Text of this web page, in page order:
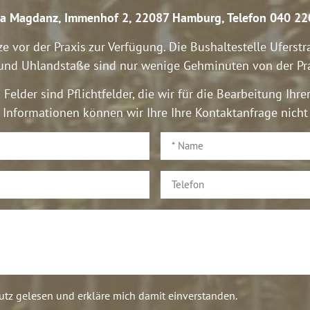
Magdanz, Immenhof 2, 22087 Hamburg, Telefon 040
vor der Praxis zur Verfügung. Die Bushaltestelle
Uhlandstaße sind nur wenige Gehminuten von der
sind Pflichtfelder, die wir für die Bearbeitung
Informationen können wir Ihre Ihre Kontaktanfrage
gelesen und erkläre mich damit einverstanden.